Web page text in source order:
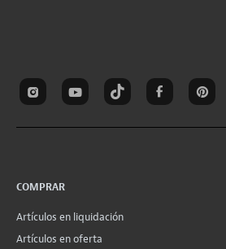
COMPRAR
Artículos en liquidación
Artículos en oferta